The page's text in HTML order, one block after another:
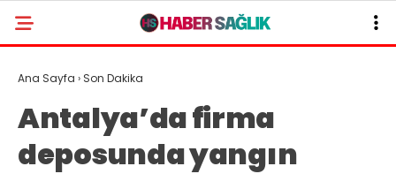
Ana Sayfa › Son Dakika
Antalya’da firma
deposunda yangın